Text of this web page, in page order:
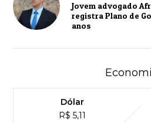
Jovem advogado
registra Plano de
anos
Dólar
R$ 5,11